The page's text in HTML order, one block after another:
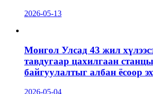
2026-05-13
Монгол Улсад 43 жил
тавдугаар цахилгаан
байгуулалтыг албан ёсоор
2026-05-04